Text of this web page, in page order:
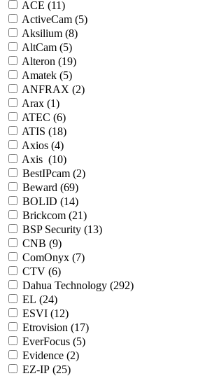
ACE (11)
ActiveCam (5)
Aksilium (8)
AltCam (5)
Alteron (19)
Amatek (5)
ANFRAX (2)
Arax (1)
ATEC (6)
ATIS (18)
Axios (4)
Axis (10)
BestIPcam (2)
Beward (69)
BOLID (14)
Brickcom (21)
BSP Security (13)
CNB (9)
ComOnyx (7)
CTV (6)
Dahua Technology (292)
EL (24)
ESVI (12)
Etrovision (17)
EverFocus (5)
Evidence (2)
EZ-IP (25)